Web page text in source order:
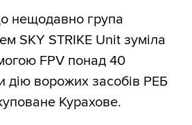
нещодавно група
SKY STRIKE Unit зуміла
FPV понад 40
дію ворожих засобів РЕБ
Курахове.